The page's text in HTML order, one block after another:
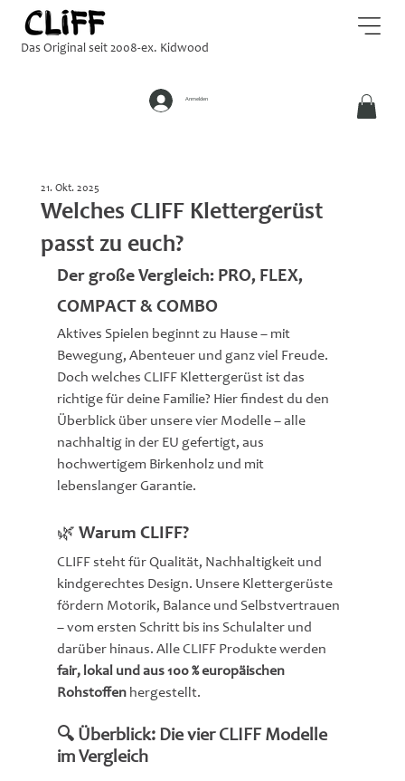
Anmelden
Das Original seit 2008-ex. Kidwood
Welches CLIFF Klettergerüst
passt zu euch?
21. Okt. 2025
Der große Vergleich: PRO, FLEX,
COMPACT & COMBO
Aktives Spielen beginnt zu Hause – mit
Bewegung, Abenteuer und ganz viel Freude.
Doch welches CLIFF Klettergerüst ist das
richtige für deine Familie? Hier findest du den
Überblick über unsere vier Modelle – alle
nachhaltig in der EU gefertigt, aus
hochwertigem Birkenholz und mit
lebenslanger Garantie.
🌿 Warum CLIFF?
CLIFF steht für Qualität, Nachhaltigkeit und
kindgerechtes Design. Unsere Klettergerüste
fördern Motorik, Balance und Selbstvertrauen
– vom ersten Schritt bis ins Schulalter und
darüber hinaus. Alle CLIFF Produkte werden
fair, lokal und aus 100 % europäischen
Rohstoffen hergestellt.
🔍 Überblick: Die vier CLIFF Modelle
im Vergleich